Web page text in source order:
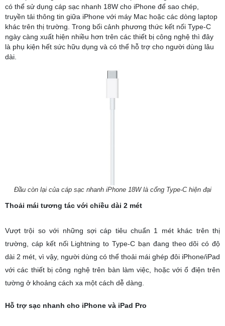
có thể sử dụng cáp sạc nhanh 18W cho iPhone để sao chép,
truyền tải thông tin giữa iPhone với máy Mac hoặc các dòng laptop
khác trên thị trường. Trong bối cảnh phương thức kết nối Type-C
ngày càng xuất hiện nhiều hơn trên các thiết bị công nghệ thì đây
là phụ kiện hết sức hữu dụng và có thể hỗ trợ cho người dùng lâu
dài.
Đầu còn lại của cáp sạc nhanh iPhone 18W là cổng Type-C hiện đại
Thoải mái tương tác với chiều dài 2 mét
Vượt trội so với những sợi cáp tiêu chuẩn 1 mét khác trên thị
trường, cáp kết nối Lightning to Type-C bạn đang theo dõi có độ
dài 2 mét, vì vậy, người dùng có thể thoải mái ghép đôi iPhone/iPad
với các thiết bị công nghệ trên bàn làm việc, hoặc với ổ điện trên
tường ở khoảng cách xa một cách dễ dàng.
Hỗ trợ sạc nhanh cho iPhone và iPad Pro